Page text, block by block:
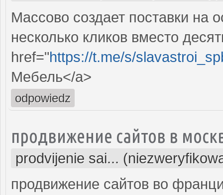
Массово создает поставки на
несколько кликов вместо
href="https://t.me/s/
Мебель</a>
odpowiedz
продвижение сайтов в
prodvijenie sai...
продвижение сайтов во